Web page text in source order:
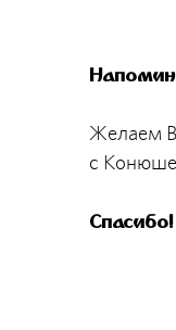
Желаем
с
Спасибо!